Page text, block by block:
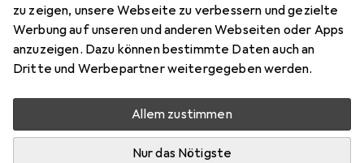
zu zeigen, unsere Webseite zu verbessern und gezielte
Werbung auf unseren und anderen Webseiten oder Apps
anzuzeigen. Dazu können bestimmte Daten auch an
Dritte und Werbepartner weitergegeben werden.
Allem zustimmen
Nur das Nötigste
Die Galaxus Community freut sich auf deinen